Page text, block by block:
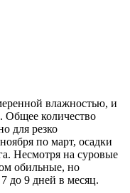
влажностью, и
Общее количество
для резко
по март, осадки
Несмотря на суровые
обильные, но
до 9 дней в месяц.